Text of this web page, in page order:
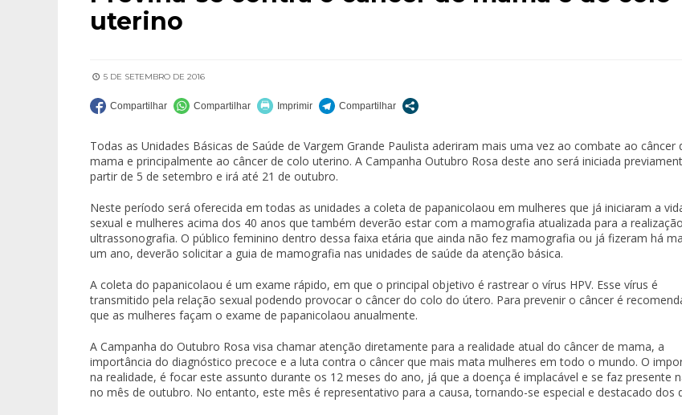
uterino
5 DE SETEMBRO DE 2016
Todas as Unidades Básicas de Saúde de Vargem Grande Paulista aderiram mais uma vez ao combate ao câncer
mama e principalmente ao câncer de colo uterino. A Campanha Outubro Rosa deste ano será iniciada
partir de 5 de setembro e irá até 21 de outubro.
Neste período será oferecida em todas as unidades a coleta de papanicolaou em mulheres que já iniciaram a
sexual e mulheres acima dos 40 anos que também deverão estar com a mamografia atualizada para a
ultrassonografia. O público feminino dentro dessa faixa etária que ainda não fez mamografia ou já fizeram há
um ano, deverão solicitar a guia de mamografia nas unidades de saúde da atenção básica.
A coleta do papanicolaou é um exame rápido, em que o principal objetivo é rastrear o vírus HPV. Esse vírus é
transmitido pela relação sexual podendo provocar o câncer do colo do útero. Para prevenir o câncer é
que as mulheres façam o exame de papanicolaou anualmente.
A Campanha do Outubro Rosa visa chamar atenção diretamente para a realidade atual do câncer de mama, a
importância do diagnóstico precoce e a luta contra o câncer que mais mata mulheres em todo o mundo. O
na realidade, é focar este assunto durante os 12 meses do ano, já que a doença é implacável e se faz presente
no mês de outubro. No entanto, este mês é representativo para a causa, tornando-se especial e destacado dos